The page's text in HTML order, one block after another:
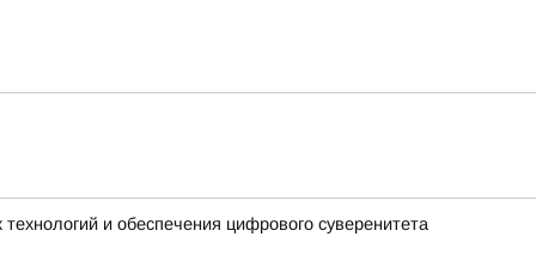
и обеспечения цифрового суверенитета